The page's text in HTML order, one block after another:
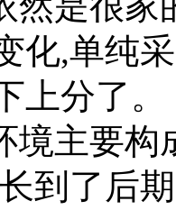
化,单纯
上分了。
境主要
到了后